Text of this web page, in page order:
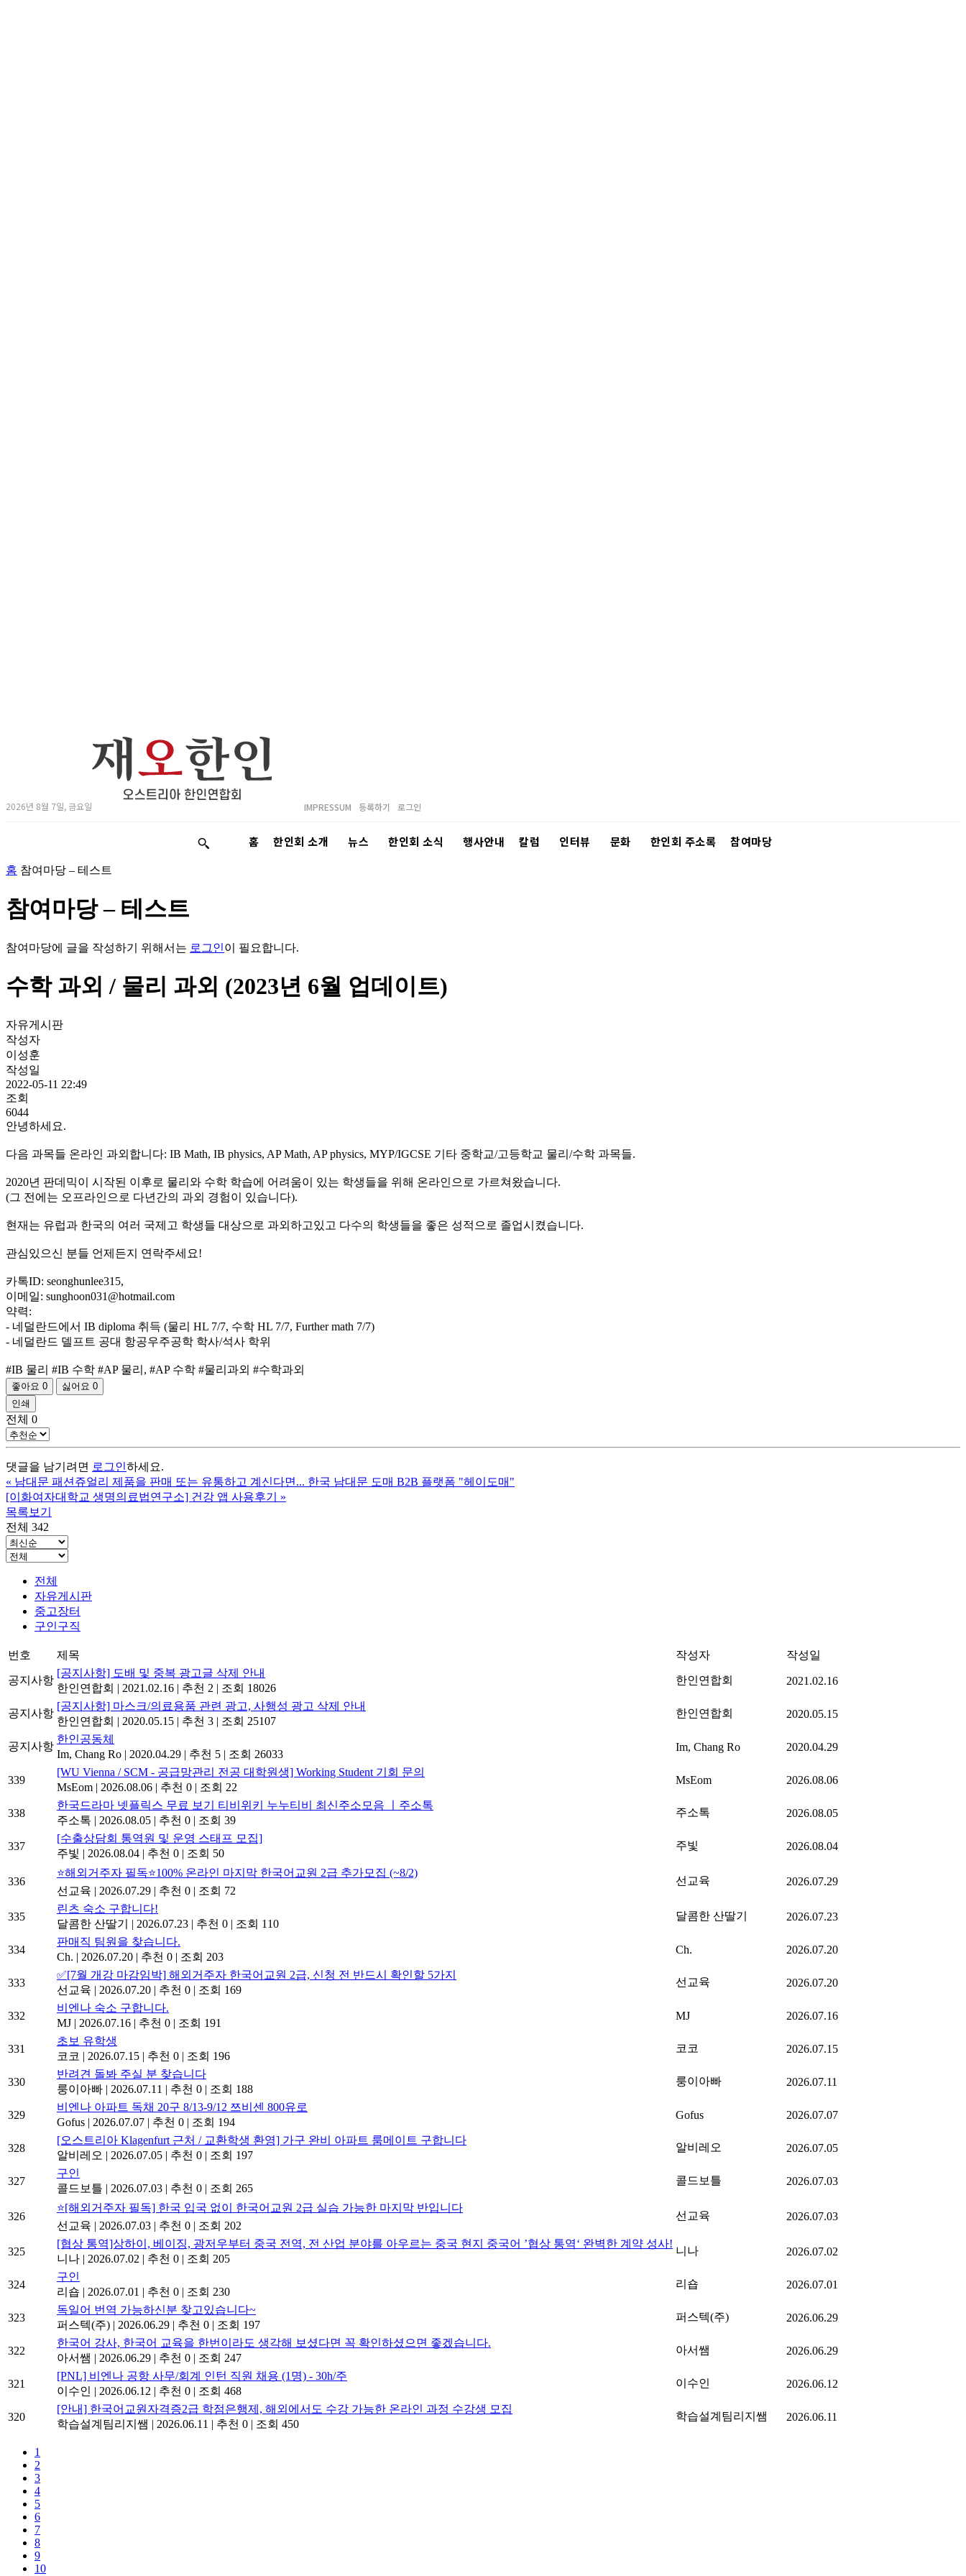
2026년 8월 7일, 금요일 IMPRESSUM 등록하기 로그인
홈 한인회 소개 뉴스 한인회 소식 행사안내 칼럼 인터뷰 문화 한인회 주소록 참여마당
홈 참여마당 – 테스트
참여마당 – 테스트
참여마당에 글을 작성하기 위해서는 로그인이 필요합니다.
수학 과외 / 물리 과외 (2023년 6월 업데이트)
자유게시판
작성자
이성훈
작성일
2022-05-11 22:49
조회
6044
안녕하세요.
다음 과목들 온라인 과외합니다: IB Math, IB physics, AP Math, AP physics, MYP/IGCSE 기타 중학교/고등학교 물리/수학 과목들.
2020년 판데믹이 시작된 이후로 물리와 수학 학습에 어려움이 있는 학생들을 위해 온라인으로 가르쳐왔습니다.
(그 전에는 오프라인으로 다년간의 과외 경험이 있습니다).
현재는 유럽과 한국의 여러 국제고 학생들 대상으로 과외하고있고 다수의 학생들을 좋은 성적으로 졸업시켰습니다.
관심있으신 분들 언제든지 연락주세요!
카톡ID: seonghunlee315,
이메일: sunghoon031@hotmail.com
약력:
- 네덜란드에서 IB diploma 취득 (물리 HL 7/7, 수학 HL 7/7, Further math 7/7)
- 네덜란드 델프트 공대 항공우주공학 학사/석사 학위
#IB 물리 #IB 수학 #AP 물리, #AP 수학 #물리과외 #수학과외
좋아요 0 싫어요 0
인쇄
전체 0
댓글을 남기려면 로그인하세요.
« 남대문 패션쥬얼리 제품을 판매 또는 유통하고 계신다면... 한국 남대문 도매 B2B 플랫폼 "헤이도매"
[이화여자대학교 생명의료법연구소] 건강 앱 사용후기
»
목록보기
전체 342
전체
자유게시판
중고장터
구인구직
번호 제목 작성자 작성일
공지사항
[공지사항] 도배 및 중복 광고글 삭제 안내
한인연합회
2021.02.16 추천 2 조회 18026
한인연합회 2021.02.16
공지사항
[공지사항] 마스크/의료용품 관련 광고, 사행성 광고 삭제 안내
한인연합회
2020.05.15 추천 3 조회 25107
한인연합회 2020.05.15
공지사항
한인공동체
Im, Chang Ro
2020.04.29 추천 5 조회 26033
Im, Chang Ro 2020.04.29
339
[WU Vienna / SCM - 공급망관리 전공 대학원생] Working Student 기회 문의
MsEom
2026.08.06 추천 0 조회 22
MsEom 2026.08.06
338
한국드라마 넷플릭스 무료 보기 티비위키 누누티비 최신주소모음 ㅣ주소톡
주소톡
2026.08.05 추천 0 조회 39
주소톡 2026.08.05
337
[수출상담회 통역원 및 운영 스태프 모집]
주빛
2026.08.04 추천 0 조회 50
주빛 2026.08.04
336
⭐해외거주자 필독⭐100% 온라인 마지막 한국어교원 2급 추가모집 (~8/2)
선교육
2026.07.29 추천 0 조회 72
선교육 2026.07.29
335
린츠 숙소 구합니다!
달콤한 산딸기
2026.07.23 추천 0 조회 110
달콤한 산딸기 2026.07.23
334
판매직 팀원을 찾습니다.
Ch.
2026.07.20 추천 0 조회 203
Ch. 2026.07.20
333
✅[7월 개강 마감임박] 해외거주자 한국어교원 2급, 신청 전 반드시 확인할 5가지
선교육
2026.07.20 추천 0 조회 169
선교육 2026.07.20
332
비엔나 숙소 구합니다.
MJ
2026.07.16 추천 0 조회 191
MJ 2026.07.16
331
초보 유학생
코코
2026.07.15 추천 0 조회 196
코코 2026.07.15
330
반려견 돌봐 주실 분 찾습니다
룽이아빠
2026.07.11 추천 0 조회 188
룽이아빠 2026.07.11
329
비엔나 아파트 독채 20구 8/13-9/12 쯔비센 800유로
Gofus
2026.07.07 추천 0 조회 194
Gofus 2026.07.07
328
[오스트리아 Klagenfurt 근처 / 교환학생 환영] 가구 완비 아파트 룸메이트 구합니다
알비레오
2026.07.05 추천 0 조회 197
알비레오 2026.07.05
327
구인
콜드보틀
2026.07.03 추천 0 조회 265
콜드보틀 2026.07.03
326
⭐[해외거주자 필독] 한국 입국 없이 한국어교원 2급 실습 가능한 마지막 반입니다
선교육
2026.07.03 추천 0 조회 202
선교육 2026.07.03
325
[협상 통역]상하이, 베이징, 광저우부터 중국 전역, 전 산업 분야를 아우르는 중국 현지 중국어 ’협상 통역‘ 완벽한 계약 성사!
니나
2026.07.02 추천 0 조회 205
니나 2026.07.02
324
구인
리숍
2026.07.01 추천 0 조회 230
리숍 2026.07.01
323
독일어 번역 가능하신분 찾고있습니다~
퍼스텍(주)
2026.06.29 추천 0 조회 197
퍼스텍(주) 2026.06.29
322
한국어 강사, 한국어 교육을 한번이라도 생각해 보셨다면 꼭 확인하셨으면 좋겠습니다.
아서쌤
2026.06.29 추천 0 조회 247
아서쌤 2026.06.29
321
[PNL] 비엔나 공항 사무/회계 인턴 직원 채용 (1명) - 30h/주
이수인
2026.06.12 추천 0 조회 468
이수인 2026.06.12
320
[안내] 한국어교원자격증2급 학점은행제, 해외에서도 수강 가능한 온라인 과정 수강생 모집
학습설계팀리지쌤
2026.06.11 추천 0 조회 450
학습설계팀리지쌤 2026.06.11
1
2
3
4
5
6
7
8
9
10